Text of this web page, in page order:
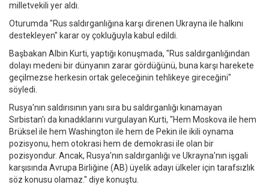
milletvekili yer aldı.
Oturumda "Rus saldırganlığına karşı direnen Ukrayna ile halkını
destekleyen" karar oy çokluğuyla kabul edildi.
Başbakan Albin Kurti, yaptığı konuşmada, "Rus saldırganlığından
dolayı medeni bir dünyanın zarar gördüğünü, buna karşı harekete
geçilmezse herkesin ortak geleceğinin tehlikeye gireceğini"
söyledi.
Rusya'nın saldırısının yanı sıra bu saldırganlığı kınamayan
Sırbistan'ı da kınadıklarını vurgulayan Kurti, "Hem Moskova ile hem
Brüksel ile hem Washington ile hem de Pekin ile ikili oynama
pozisyonu, hem otokrasi hem de demokrasi ile olan bir
pozisyondur. Ancak, Rusya'nın saldırganlığı ve Ukrayna'nın işgali
karşısında Avrupa Birliğine (AB) üyelik adayı ülkeler için tarafsızlık
söz konusu olamaz." diye konuştu.